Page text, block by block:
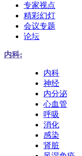
专家视点
精彩幻灯
会议专题
论坛
内科:
内科
神经
内分泌
心血管
呼吸
消化
感染
肾脏